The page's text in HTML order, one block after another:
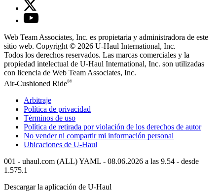
Web Team Associates, Inc. es propietaria y administradora de este
sitio web. Copyright © 2026 U-Haul International, Inc.
Todos los derechos reservados. Las marcas comerciales y la
propiedad intelectual de U-Haul International, Inc. son utilizadas
con licencia de Web Team Associates, Inc.
Air-Cushioned Ride®
Arbitraje
Política de privacidad
Términos de uso
Política de retirada por violación de los derechos de autor
No vender ni compartir mi información personal
Ubicaciones de U-Haul
001 - uhaul.com (ALL) YAML - 08.06.2026 a las 9.54 - desde
1.575.1
Descargar la aplicación de U-Haul